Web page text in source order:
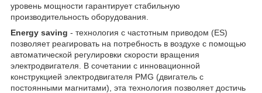
уровень мощности гарантирует стабильную
производительность оборудования.
Energy saving - технология с частотным приводом (ES)
позволяет реагировать на потребность в воздухе с помощью
автоматической регулировки скорости вращения
электродвигателя. В сочетании с инновационной
конструкцией электродвигателя PMG (двигатель с
постоянными магнитами), эта технология позволяет достичь